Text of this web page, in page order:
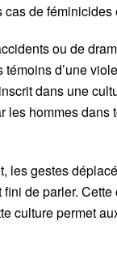
cas de
ou de
d’une
dans une
les hommes
les gestes
de parler.
culture permet